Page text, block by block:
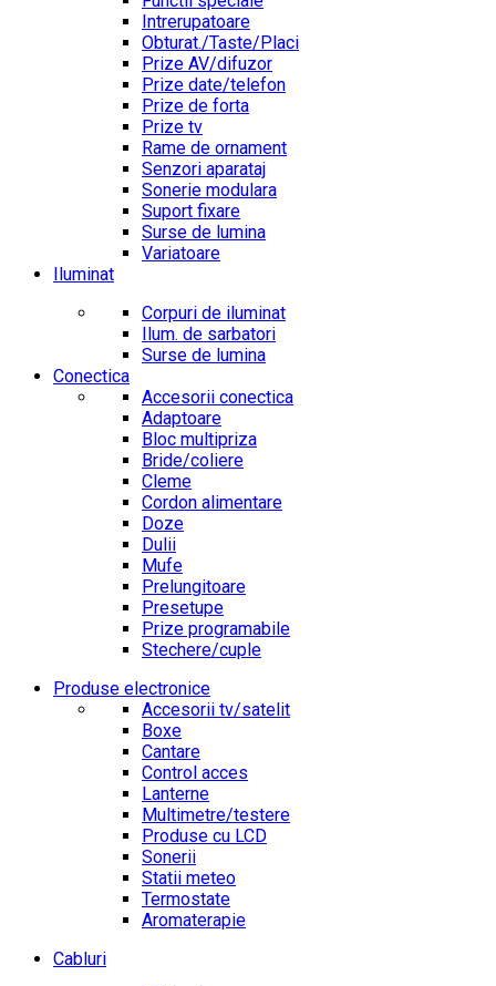
Intrerupatoare
Obturat./Taste/Placi
Prize AV/difuzor
Prize date/telefon
Prize de forta
Prize tv
Rame de ornament
Senzori aparataj
Sonerie modulara
Suport fixare
Surse de lumina
Variatoare
Iluminat
Corpuri de iluminat
Ilum. de sarbatori
Surse de lumina
Conectica
Accesorii conectica
Adaptoare
Bloc multipriza
Bride/coliere
Cleme
Cordon alimentare
Doze
Dulii
Mufe
Prelungitoare
Presetupe
Prize programabile
Stechere/cuple
Produse electronice
Accesorii tv/satelit
Boxe
Cantare
Control acces
Lanterne
Multimetre/testere
Produse cu LCD
Sonerii
Statii meteo
Termostate
Aromaterapie
Cabluri